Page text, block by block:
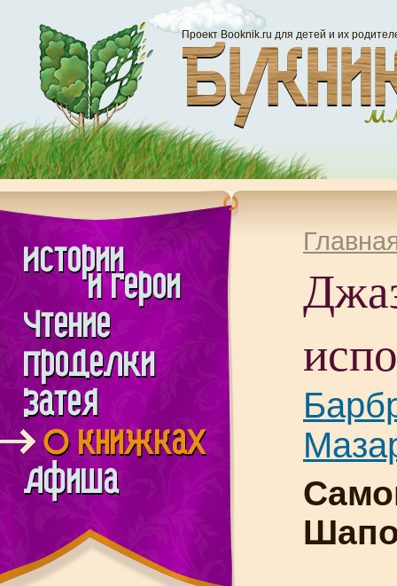
Проект Booknik.ru для детей и их